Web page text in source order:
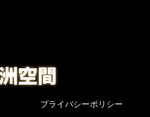
プライバシーポリシー